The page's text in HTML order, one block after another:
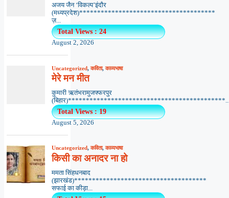
अजय जैन ‘विकल्प’इंदौर
(मध्यप्रदेश)**************************************
ज़...
Total Views : 24
August 2, 2026
Uncategorized,कविता,काव्यभाषा
मेरे मन मीत
कुमारी ऋतंभरामुजफ्फरपुर
Total Views : 19
August 5, 2026
Uncategorized,कविता,काव्यभाषा
किसी का अनादर ना हो
ममता सिंहधनबाद
(झारखंड)*************************************
सफाई का कीड़ा...